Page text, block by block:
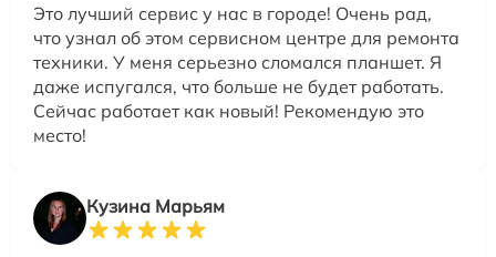
Это лучший сервис у нас в городе! Очень рад,
что узнал об этом сервисном центре для ремонта
техники. У меня серьезно сломался планшет. Я
даже испугался, что больше не будет работать.
Сейчас работает как новый! Рекомендую это
место!
Кузина Марьям